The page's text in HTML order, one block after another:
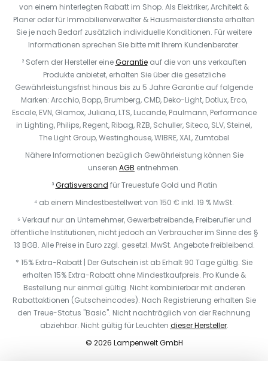
von einem hinterlegten Rabatt im Shop. Als Elektriker, Architekt &
Planer oder für Immobilienverwalter & Hausmeisterdienste erhalten
Sie je nach Bedarf zusätzlich individuelle Konditionen. Für weitere
Informationen sprechen Sie bitte mit Ihrem Kundenberater.
² Sofern der Hersteller eineGarantieauf die von uns verkauften
Produkte anbietet, erhalten Sie über die gesetzliche
Gewährleistungsfrist hinaus bis zu 5 Jahre Garantie auf folgende
Marken: Arcchio, Bopp, Brumberg, CMD, Deko-Light, Dotlux, Erco,
Escale, EVN, Glamox, Juliana, LTS, Lucande, Paulmann, Performance
in Lighting, Philips, Regent, Ribag, RZB, Schuller, Siteco, SLV, Steinel,
The Light Group, Westinghouse, WIBRE, XAL, Zumtobel
Nähere Informationen bezüglich Gewährleistung können Sie
unseren AGB entnehmen.
³Gratisversand für Treuestufe Gold und Platin
⁴ ab einem Mindestbestellwert von 150 € inkl. 19 % MwSt.
⁵ Verkauf nur an Unternehmer, Gewerbetreibende, Freiberufler und
öffentliche Institutionen, nicht jedoch an Verbraucher im Sinne des §
13 BGB. Alle Preise in Euro zzgl. gesetzl. MwSt. Angebote freibleibend.
* 15% Extra-Rabatt | Der Gutschein ist ab Erhalt 90 Tage gültig. Sie
erhalten 15% Extra-Rabatt ohne Mindestkaufpreis. Pro Kunde &
Bestellung nur einmal gültig. Nicht kombinierbar mit anderen
Rabattaktionen (Gutscheincodes). Nach Registrierung erhalten Sie
den Treue-Status "Basic". Nicht nachträglich von der Rechnung
abziehbar. Nicht gültig für Leuchten dieser Hersteller.
© 2026 Lampenwelt GmbH